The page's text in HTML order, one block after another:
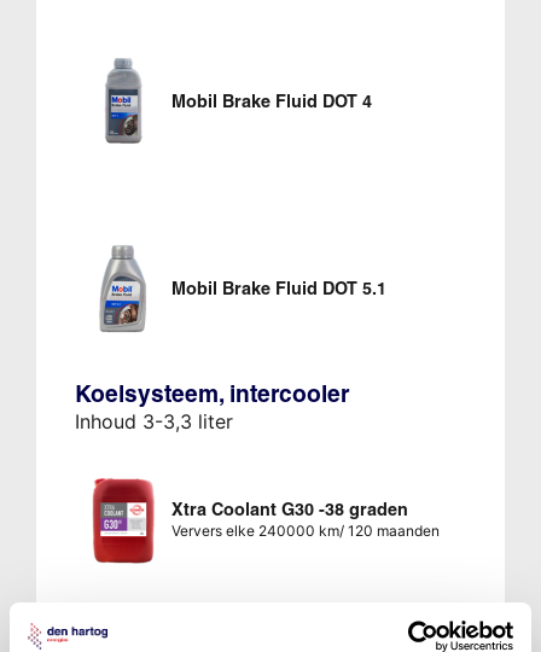
Mobil Brake Fluid DOT 4
Mobil Brake Fluid DOT 5.1
Koelsysteem, intercooler
Inhoud 3-3,3 liter
Xtra Coolant G30 -38 graden
Ververs elke 240000 km/ 120 maanden
Transmissie, automatisch
8HP50